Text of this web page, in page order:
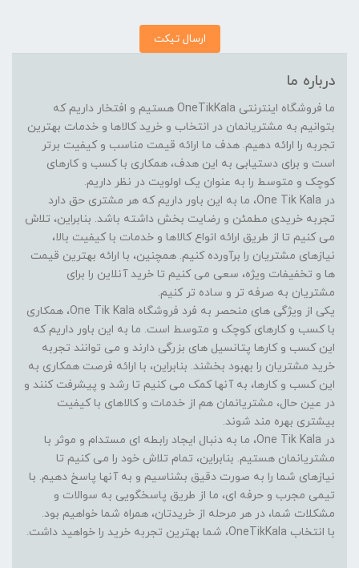
ارسال تیکت
درباره ما
ما فروشگاه اینترنتی OneTikKala هستیم و افتخار داریم که
بتوانیم به مشتریانمان در انتخاب و خرید کالاها و خدمات بهترین
تجربه را ارائه دهیم. هدف ما ارائه قیمت مناسب و کیفیت برتر
است و برای دستیابی به این هدف، همکاری با کسب و کارهای
کوچک و متوسط را به عنوان یک اولویت در نظر داریم.
در One Tik Kala، ما به این باور داریم که هر مشتری حق دارد
تجربه خریدی مطمئن و رضایت بخش داشته باشد. بنابراین، تلاش
می کنیم تا از طریق ارائه انواع کالاها و خدمات با کیفیت بالا،
نیازهای مشتریان را برآورده کنیم. همچنین، با ارائه بهترین قیمت
ها و تخفیفات ویژه، سعی می کنیم تا خرید آنلاین را برای
مشتریان به صرفه تر و ساده تر کنیم.
یکی از ویژگی های منحصر به فرد فروشگاه One Tik Kala، همکاری
با کسب و کارهای کوچک و متوسط است. ما به این باور داریم که
این کسب و کارها پتانسیل های بزرگی دارند و می توانند تجربه
خرید مشتریان را بهبود بخشند. بنابراین، با ارائه فرصت همکاری به
این کسب و کارها، به آنها کمک می کنیم تا رشد و پیشرفت کنند و
در عین حال، مشتریانمان هم از خدمات و کالاهای با کیفیت
بیشتری بهره مند شوند.
در One Tik Kala، ما به دنبال ایجاد رابطه ای مستدام و موثر با
مشتریانمان هستیم. بنابراین، تمام تلاش خود را می کنیم تا
نیازهای شما را به صورت دقیق بشناسیم و به آنها پاسخ دهیم. با
تیمی مجرب و حرفه ای، ما از طریق پاسخگویی به سوالات و
مشکلات شما، در هر مرحله از خریدتان، همراه شما خواهیم بود.
با انتخاب OneTikKala، شما بهترین تجربه خرید را خواهید داشت.